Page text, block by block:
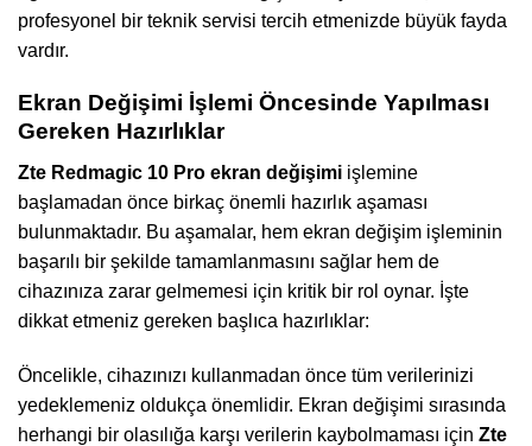
profesyonel bir teknik servisi tercih etmenizde büyük fayda
vardır.
Ekran Değişimi İşlemi Öncesinde Yapılması
Gereken Hazırlıklar
Zte Redmagic 10 Pro ekran değişimi işlemine
başlamadan önce birkaç önemli hazırlık aşaması
bulunmaktadır. Bu aşamalar, hem ekran değişim işleminin
başarılı bir şekilde tamamlanmasını sağlar hem de
cihazınıza zarar gelmemesi için kritik bir rol oynar. İşte
dikkat etmeniz gereken başlıca hazırlıklar:
Öncelikle, cihazınızı kullanmadan önce tüm verilerinizi
yedeklemeniz oldukça önemlidir. Ekran değişimi sırasında
herhangi bir olasılığa karşı verilerin kaybolmaması için Zte